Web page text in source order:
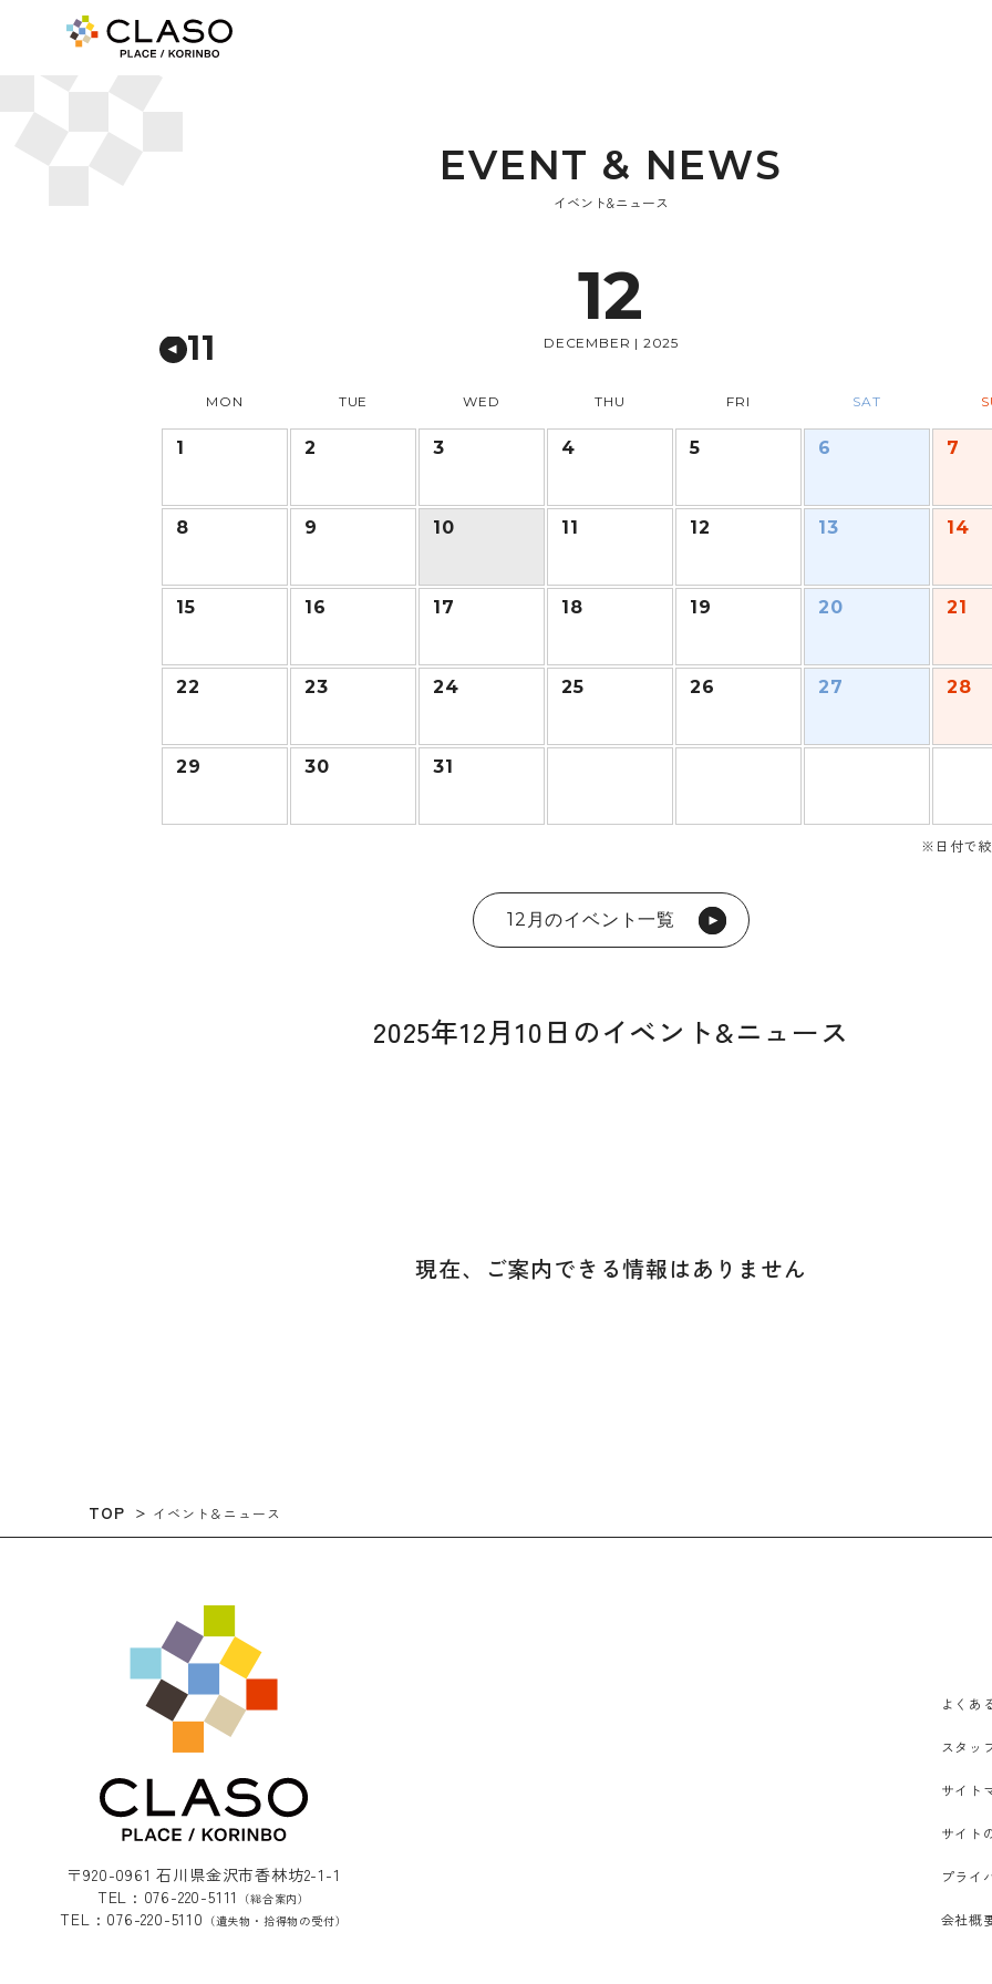
EVENT & NEWS
イベント&ニュース
12
DECEMBER | 2025
11
MON TUE WED THU FRI SAT
1 2 3 4 5 6 7
8 9 10 11 12 13 14
15 16 17 18 19 20 21
22 23 24 25 26 27 28
29 30 31
※日付で
12月のイベント一覧
2025年12月10日のイベント&ニュース
現在、ご案内できる情報はありません
TOP イベント＆ニュース
〒920-0961 石川県金沢市香林坊2-1-1
TEL : 076-220-5111
（総合案内）
TEL : 076-220-5110 （遺失物・拾得物の受付）
よくあ
スタッ
サイト
サイト
プライ
会社概